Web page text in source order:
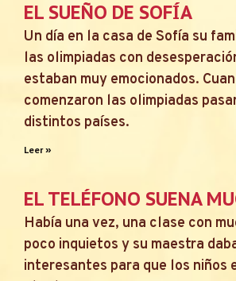
EL SUEÑO DE SOFÍA
Un día en la casa de Sofía su
las olimpiadas con
estaban muy emocionados.
comenzaron las olimpiadas
distintos países.
Leer »
EL TELÉFONO SUENA
Había una vez, una clase con
poco inquietos y su maestra
interesantes para que los niños